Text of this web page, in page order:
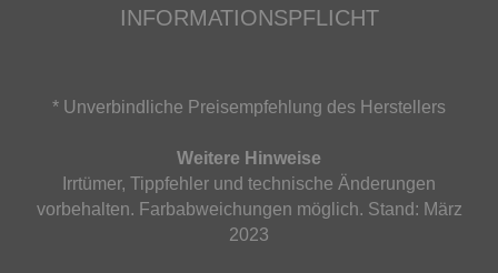
INFORMATIONSPFLICHT
* Unverbindliche Preisempfehlung des Herstellers
Weitere Hinweise
Irrtümer, Tippfehler und technische Änderungen
vorbehalten. Farbabweichungen möglich. Stand: März
2023